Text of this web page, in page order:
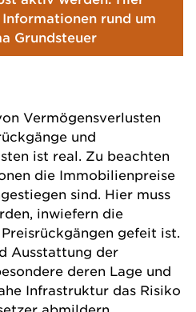
rund um
Grundsteuer
Vermögensverlusten
und
ist real. Zu beachten
die Immobilienpreise
sind. Hier muss
inwiefern die
gefeit ist.
Ausstattung der
deren Lage und
Infrastruktur das Risiko
abmildern.